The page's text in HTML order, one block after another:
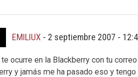
EMILIUX - 2 septiembre 2007 -
ocurre en la Blackberry con tu
y jamás me ha pasado eso y